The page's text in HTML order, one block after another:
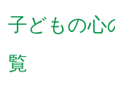
子どもの心
覧